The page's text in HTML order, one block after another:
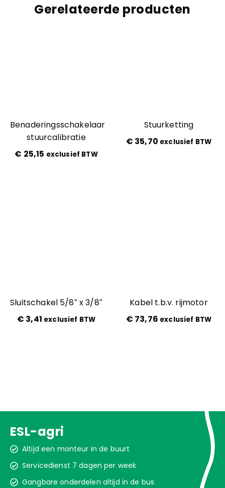
Gerelateerde producten
Benaderingsschakelaar
stuurcalibratie
€ 25,15 exclusief BTW
Stuurketting
€ 35,70 exclusief BTW
Sluitschakel 5/8″ x 3/8″
€ 3,41 exclusief BTW
Kabel t.b.v. rijmotor
€ 73,76 exclusief BTW
ESL-agri
Altijd een monteur in de buurt
Servicedienst 7 dagen per week
Gangbare onderdelen altijd in de bus